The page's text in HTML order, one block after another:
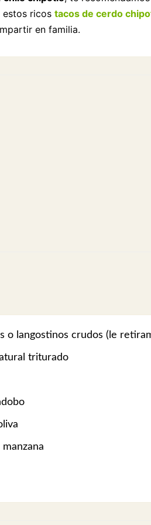
estos ricos tacos de cerdo
en familia.
o langostinos crudos (le
triturado